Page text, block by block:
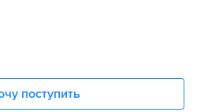
поступить